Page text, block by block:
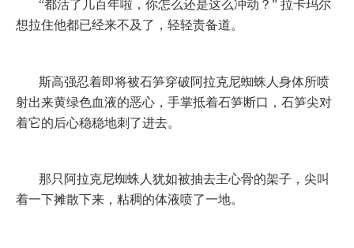
“都活了几百年啦，你怎么还是这么冲动？” 拉卡玛尔
想拉住他都已经来不及了，轻轻责备道。
斯高强忍着即将被石笋穿破阿拉克尼蜘蛛人身体所喷
射出来黄绿色血液的恶心，手掌抵着石笋断口，石笋尖对
着它的后心稳稳地刺了进去。
那只阿拉克尼蜘蛛人犹如被抽去主心骨的架子，尖叫
着一下摊散下来，粘稠的体液喷了一地。